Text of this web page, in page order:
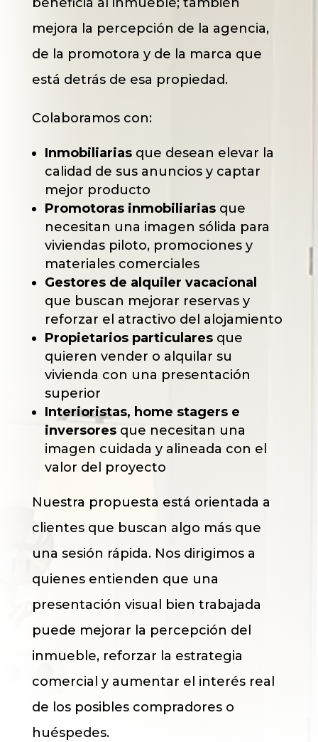
mejora la percepción de la agencia,
de la promotora y de la marca que
está detrás de esa propiedad.
Colaboramos con:
Inmobiliariasque desean elevar la
calidad de sus anuncios y captar
mejor producto
Promotoras inmobiliariasque
necesitan una imagen sólida para
viviendas piloto, promociones y
materiales comerciales
Gestores de alquiler vacacional
que buscan mejorar reservas y
reforzar el atractivo del alojamiento
Propietarios particularesque
quieren vender o alquilar su
vivienda con una presentación
superior
Interioristas, home stagers e
inversoresque necesitan una
imagen cuidada y alineada con el
valor del proyecto
Nuestra propuesta está orientada a
clientes que buscan algo más que
una sesión rápida. Nos dirigimos a
quienes entienden que una
presentación visual bien trabajada
puede mejorar la percepción del
inmueble, reforzar la estrategia
comercial y aumentar el interés real
de los posibles compradores o
huéspedes.